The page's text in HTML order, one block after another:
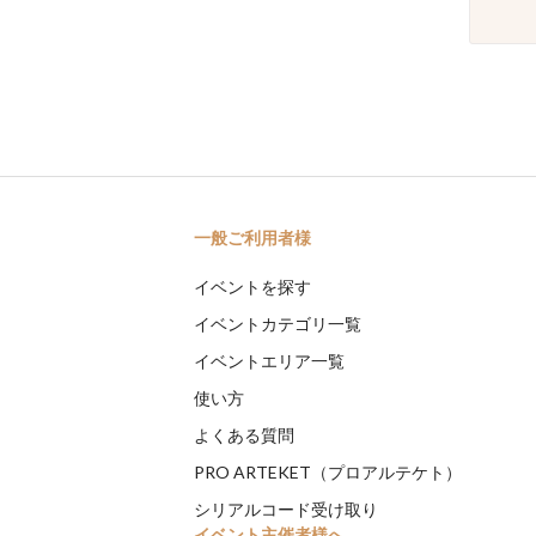
一般ご利用者様
イベントを探す
イベントカテゴリ一覧
イベントエリア一覧
使い方
よくある質問
PRO ARTEKET（プロアルテケト）
シリアルコード受け取り